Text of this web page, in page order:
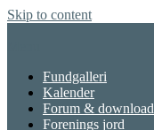
Skip to content
Fundgalleri
Kalender
Forum & download
Forenings jord